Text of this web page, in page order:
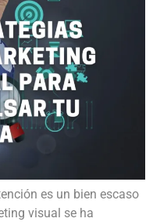
es un bien escaso
visual se ha